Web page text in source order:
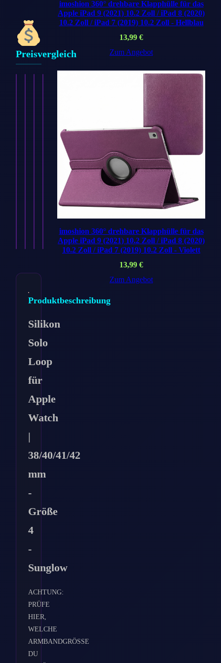
Preisvergleich
44/45/46/49…
38/40/41/42
imoshion
44/45/46/49
8,99€
Ansehen
imoshion
Silikon
Armband
Apple
Watch
8,99€
Ansehen
Produktbeschreibung
Silikon
Solo
Loop
für
Apple
Watch
|
38/40/41/42
mm
-
Größe
4
-
Sunglow
ACHTUNG:
PRÜFE
HIER,
WELCHE
ARMBANDGRÖSSE
DU
imoshion 360° drehbare Klapphülle für das
Apple iPad 9 (2021) 10.2 Zoll / iPad 8 (2020)
10.2 Zoll / iPad 7 (2019) 10.2 Zoll - Hellblau
13,99 €
Zum Angebot
imoshion 360° drehbare Klapphülle für das
Apple iPad 9 (2021) 10.2 Zoll / iPad 8 (2020)
10.2 Zoll / iPad 7 (2019) 10.2 Zoll - Violett
13,99 €
Zum Angebot